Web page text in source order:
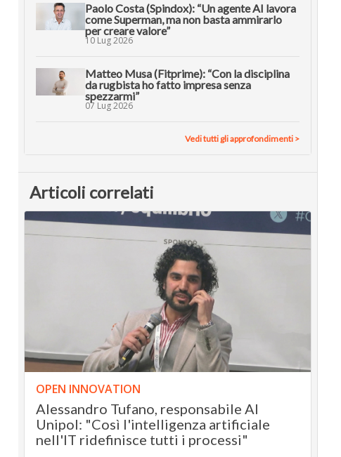
Paolo Costa (Spindox): “Un agente AI lavora
come Superman, ma non basta ammirarlo
per creare valore”
10 Lug 2026
Matteo Musa (Fitprime): “Con la disciplina
da rugbista ho fatto impresa senza
spezzarmi”
07 Lug 2026
Vedi tutti gli approfondimenti >
Articoli correlati
OPEN INNOVATION
Alessandro Tufano, responsabile AI
Unipol: "Così l'intelligenza artificiale
nell'IT ridefinisce tutti i processi"